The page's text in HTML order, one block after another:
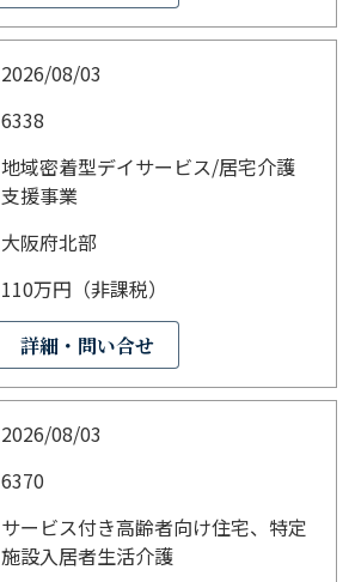
2026/08/03
6338
地域密着型デイサービス/居宅介護
支援事業
大阪府北部
110万円（非課税）
詳細・問い合せ
2026/08/03
6370
サービス付き高齢者向け住宅、特定
施設入居者生活介護